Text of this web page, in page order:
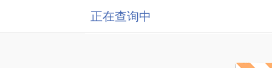
正在查询中